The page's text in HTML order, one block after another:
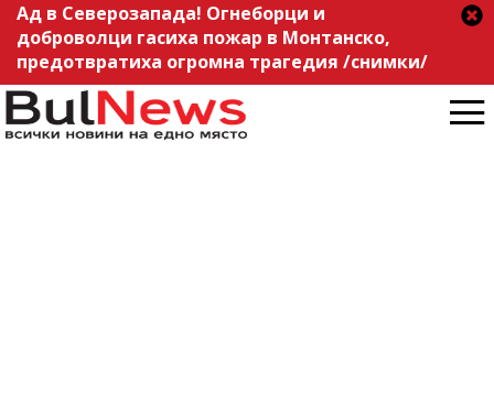
Ад в Северозапада! Огнеборци и
доброволци гасиха пожар в Монтанско,
предотвратиха огромна трагедия /снимки/